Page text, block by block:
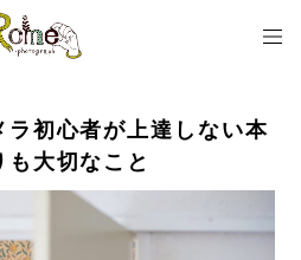
ラ初心者が上達しない本
大切なこと